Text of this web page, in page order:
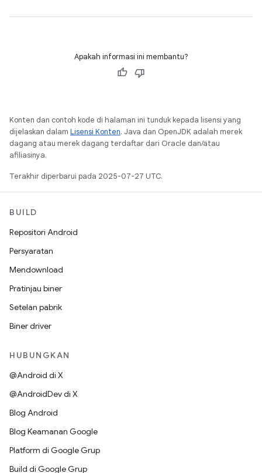
Apakah informasi ini membantu?
Konten dan contoh kode di halaman ini tunduk kepada lisensi yang
dijelaskan dalam Lisensi Konten. Java dan OpenJDK adalah merek
dagang atau merek dagang terdaftar dari Oracle dan/atau
afiliasinya.
Terakhir diperbarui pada 2025-07-27 UTC.
BUILD
Repositori Android
Persyaratan
Mendownload
Pratinjau biner
Setelan pabrik
Biner driver
HUBUNGKAN
@Android di X
@AndroidDev di X
Blog Android
Blog Keamanan Google
Platform di Google Grup
Build di Google Grup